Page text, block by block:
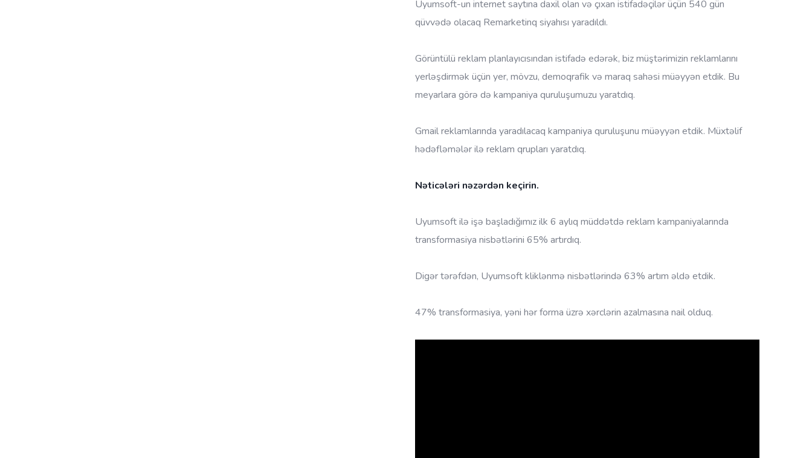
Uyumsoft-un internet saytına daxil olan və çıxan istifadəçilər üçün 540 gün
qüvvədə olacaq Remarketinq siyahısı yaradıldı.
Görüntülü reklam planlayıcısından istifadə edərək, biz müştərimizin reklamlarını
yerləşdirmək üçün yer, mövzu, demoqrafik və maraq sahəsi müəyyən etdik. Bu
meyarlara görə də kampaniya quruluşumuzu yaratdıq.
Gmail reklamlarında yaradılacaq kampaniya quruluşunu müəyyən etdik. Müxtəlif
hədəfləmələr ilə reklam qrupları yaratdıq.
Nəticələri nəzərdən keçirin.
Uyumsoft ilə işə başladığımız ilk 6 aylıq müddətdə reklam kampaniyalarında
transformasiya nisbətlərini 65% artırdıq.
Digər tərəfdən, Uyumsoft kliklənmə nisbətlərində 63% artım əldə etdik.
47% transformasiya, yəni hər forma üzrə xərclərin azalmasına nail olduq.